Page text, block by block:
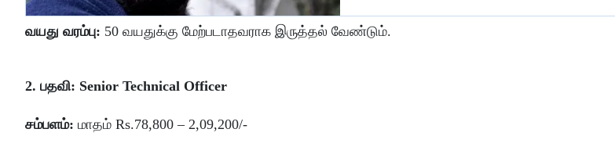
வயது வரம்பு: 50 வயதுக்கு மேற்படாதவராக இருத்தல் வேண்டும்.
2. பதவி: Senior Technical Officer
சம்பளம்: மாதம் Rs.78,800 – 2,09,200/-